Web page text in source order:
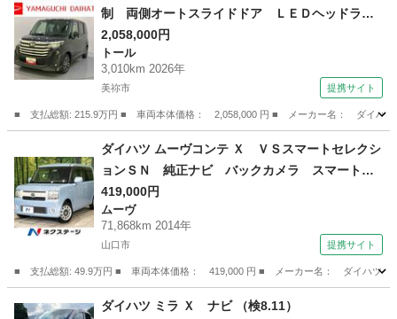
制 両側オートスライドドア ＬＥＤヘッドラン
プ 電動格納ドアミラー ターボ アルミ Ｔ
Ｖ キーフリー エコアイドリングストップ ス
マートキー ＬＫＡ ＵＳＢ オートハイビー
2,058,000円
トール
3,010km 2026年
美祢市 提携サイト
■ 支払総額: 215.9万円 ■ 車両本体価格： 2,058,000 円 ■ メーカー名： ダイ
トール
ダイハツ ムーヴコンテ Ｘ ＶＳスマートセレクシ
ョンＳＮ 純正ナビ バックカメラ スマートキ
ー アイドリングストップ オートエアコン フ
ロントフォグランプ プライバシーガラス 電動
格納ドアミラー ＣＤ／ＤＶＤ再生 地デジ 禁
419,000円
ムーヴ
71,868km 2014年
山口市 提携サイト
■ 支払総額: 49.9万円 ■ 車両本体価格： 419,000 円 ■ メーカー名： ダイハツ
ムーヴ
ダイハツ ミラ Ｘ ナビ （検8.11）